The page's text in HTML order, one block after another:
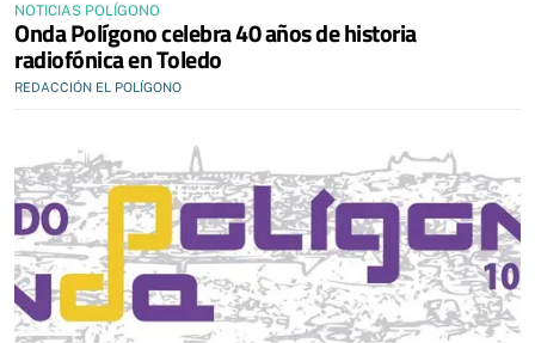
NOTICIAS POLÍGONO
Onda Polígono celebra 40 años de historia
radiofónica en Toledo
REDACCIÓN EL POLÍGONO